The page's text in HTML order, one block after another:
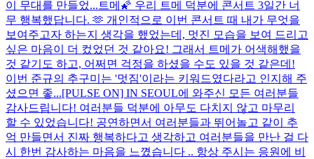
이 무대를 만들었... 트메🌠 우리 트메 덕분에 콘서트 3일간 너
무 행복했답니다. 🫶 개인적으로 이번 콘서트 때 내가 무엇을
보여주고자 하는지 생각을 했었는데, 멋진 모습을 보여 드리고
싶은 마음이 더 컸었던 것 같아요! 그래서 트메가 어색해했을
것 같기도 하고, 어쩌면 걱정을 하셨을 수도 있을 것 같은데!
이번 준규의 추구미는 '멋짐'이라는 키워드였다라고 인지해 주
셨으면 좋...[PULSE ON] IN SEOUL에 와주신 모든 여러분들
감사드립니다! 여러분들 덕분에 아무도 다치지 않고 마무리
할 수 있었습니다! 공연하면서 여러분들과 뛰어놀고 같이 추
억 만들면서 진짜 행복하다고 생각하고 여러분들을 만난 걸 다
시 한번 감사하는 마음을 느꼈습니다 .. 항상 주시는 응원에 비